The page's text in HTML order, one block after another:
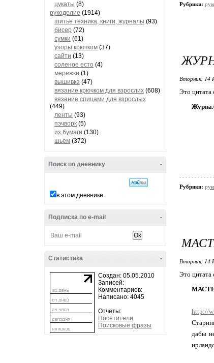
цукаты (8)
рукоделие (1914)
шитье техника, книги, журналы (93)
бисер (72)
сумки (61)
узоры крючком (37)
сайти (13)
соленое есто (4)
мережки (1)
вышивка (47)
вязание крючком для взрослих (608)
вязание спицами для взрослых
(449)
ленты (93)
пэчворк (5)
из бумаги (130)
шьем (372)
-
Поиск по дневнику
в этом дневнике
-
Подписка по e-mail
-
Статистика
Создан: 05.05.2010
Записей:
Комментариев:
Написано: 4045
Отчеты:
Посетители
Поисковые фразы
Рубрики:
Вторник, 14
Это
Рубрики:
Вторник, 14
Это
http://
дабы